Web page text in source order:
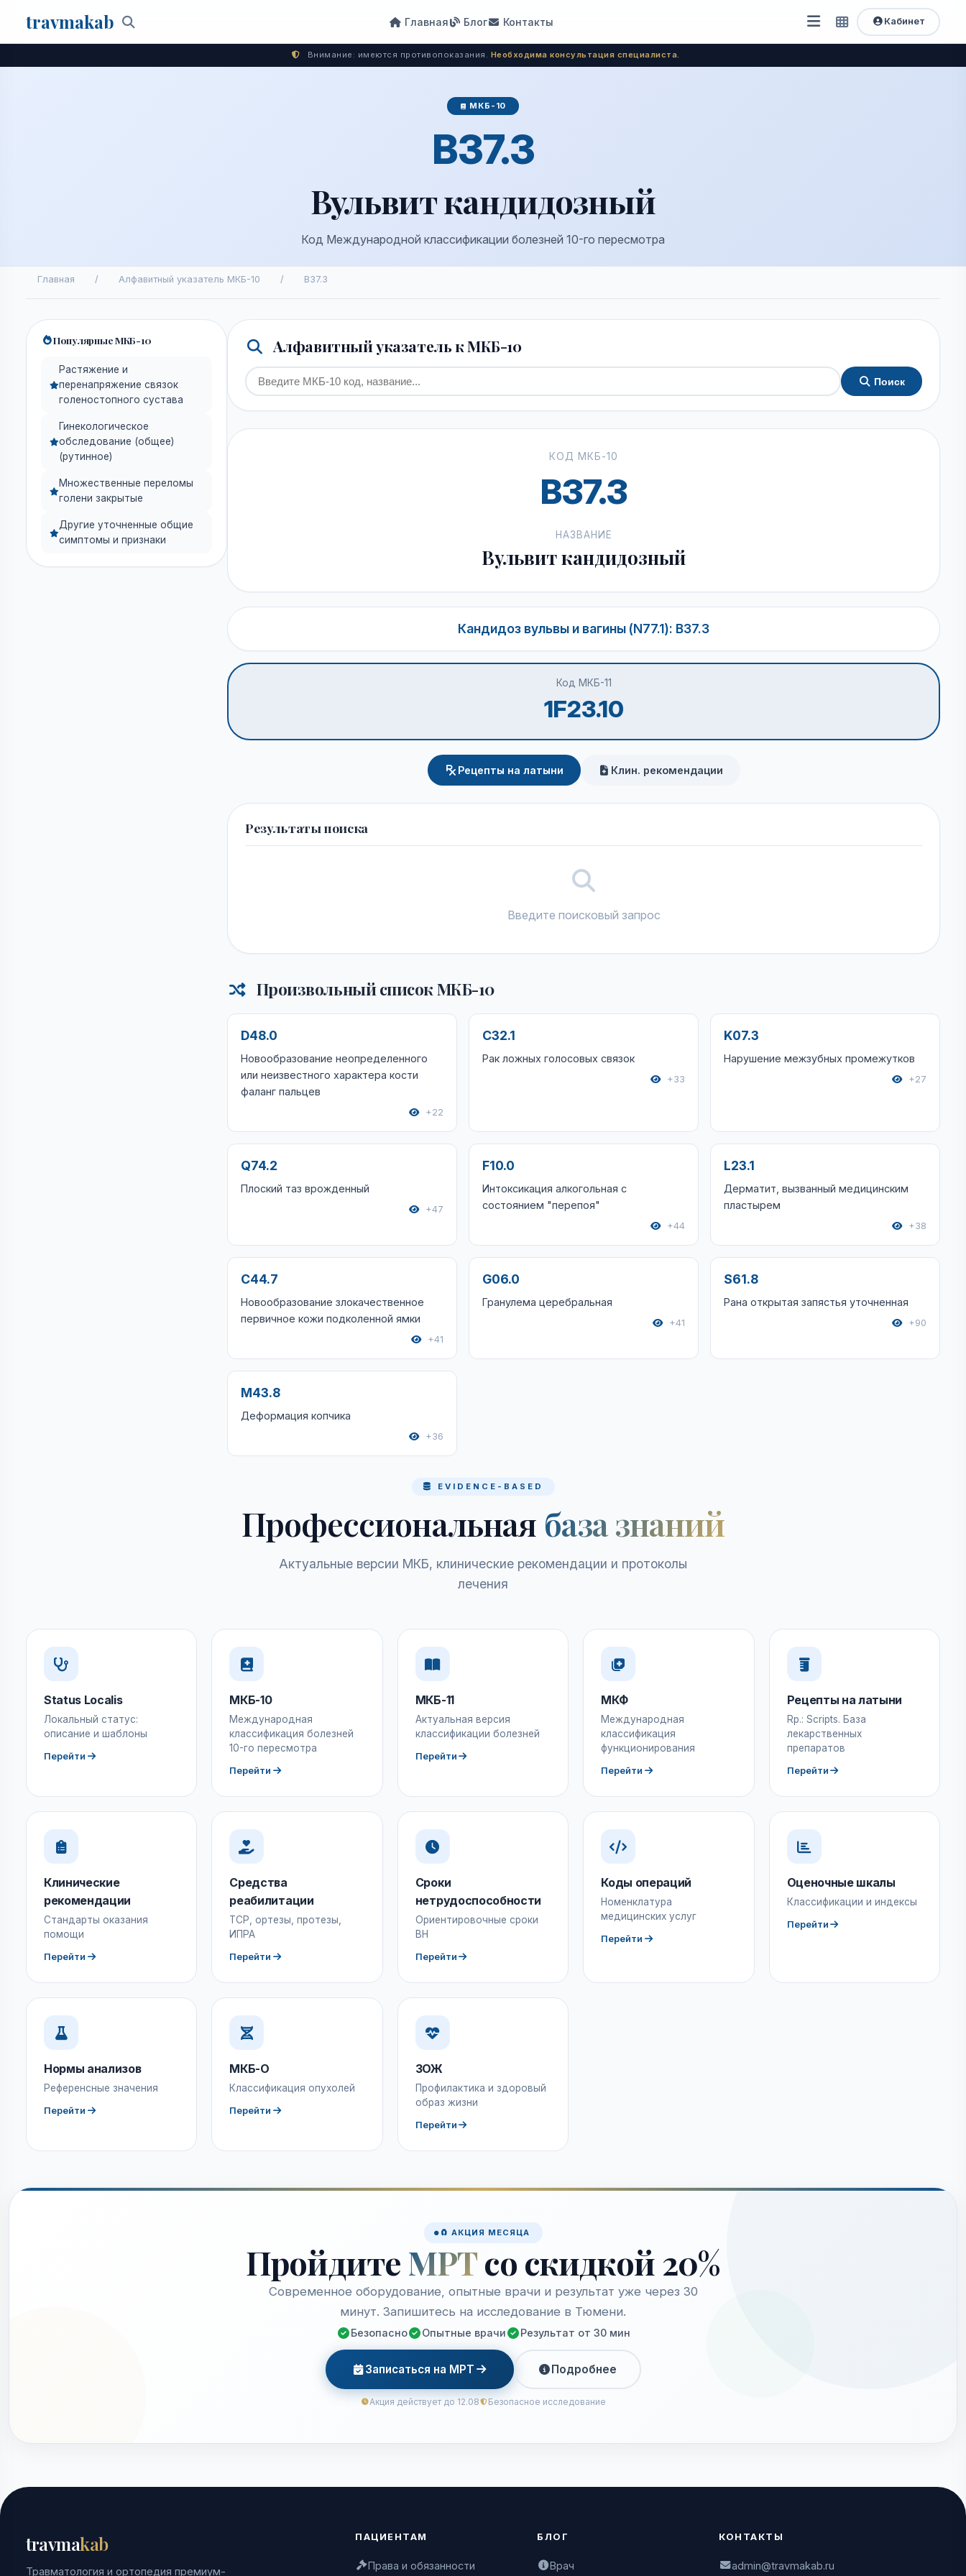
travmakab Поиск
Главная Блог Контакты
Открыть
меню
Быстрый
доступ
Кабинет
Внимание: имеются противопоказания. Необходима консультация специалиста.
МКБ-10
B37.3
Вульвит кандидозный
Код Международной классификации болезней 10-го пересмотра
Главная / Алфавитный указатель МКБ-10 / B37.3
Популярные МКБ-10
Растяжение и
перенапряжение связок
голеностопного сустава
Гинекологическое
обследование (общее)
(рутинное)
Множественные переломы
голени закрытые
Другие уточненные общие
симптомы и признаки
Алфавитный указатель к МКБ-10
Поиск
КОД МКБ-10
B37.3
НАЗВАНИЕ
Вульвит кандидозный
Кандидоз вульвы и вагины (N77.1): B37.3
Код МКБ-11
1F23.10
Рецепты на латыни Клин. рекомендации
Результаты поиска
Введите поисковый запрос
Произвольный список МКБ-10
D48.0
Новообразование неопределенного
или неизвестного характера кости
фаланг пальцев
+22
C32.1
Рак ложных голосовых связок
+33
K07.3
Нарушение межзубных промежутков
+27
Q74.2
Плоский таз врожденный
+47
F10.0
Интоксикация алкогольная с
состоянием "перепоя"
+44
L23.1
Дерматит, вызванный медицинским
пластырем
+38
C44.7
Новообразование злокачественное
первичное кожи подколенной ямки
+41
G06.0
Гранулема церебральная
+41
S61.8
Рана открытая запястья уточненная
+90
M43.8
Деформация копчика
+36
EVIDENCE-BASED
Профессиональная база знаний
Актуальные версии МКБ, клинические рекомендации и протоколы
лечения
Status Localis
Локальный статус:
описание и шаблоны
Перейти
МКБ-10
Международная
классификация болезней
10-го пересмотра
Перейти
МКБ-11
Актуальная версия
классификации болезней
Перейти
МКФ
Международная
классификация
функционирования
Перейти
Рецепты на латыни
Rp.: Scripts. База
лекарственных
препаратов
Перейти
Клинические
рекомендации
Стандарты оказания
помощи
Перейти
Средства
реабилитации
ТСР, ортезы, протезы,
ИПРА
Перейти
Сроки
нетрудоспособности
Ориентировочные сроки
ВН
Перейти
Коды операций
Номенклатура
медицинских услуг
Перейти
Оценочные шкалы
Классификации и индексы
Перейти
Нормы анализов
Референсные значения
Перейти
МКБ-О
Классификация опухолей
Перейти
ЗОЖ
Профилактика и здоровый
образ жизни
Перейти
🧲 АКЦИЯ МЕСЯЦА
Пройдите МРТсо скидкой 20%
Современное оборудование, опытные врачи и результат уже через 30
минут. Запишитесь на исследование в Тюмени.
Безопасно Опытные врачи Результат от 30 мин
Записаться на МРТ Подробнее
Акция действует до 12.08 Безопасное исследование
travmakab
Травматология и ортопедия премиум-
ПАЦИЕНТАМ
Права и обязанности
БЛОГ
Врач
КОНТАКТЫ
admin@travmakab.ru